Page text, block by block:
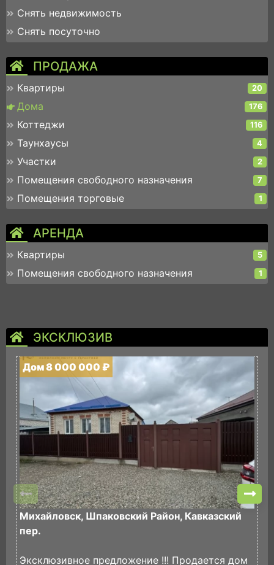
Снять недвижимость
Снять посуточно
ПРОДАЖА
Квартиры 20
Дома 176
Коттеджи 116
Таунхаусы 4
Участки 2
Помещения свободного назначения 7
Помещения торговые 1
АРЕНДА
Квартиры 5
Помещения свободного назначения 1
ЭКСКЛЮЗИВ
Дом 8 000 000 ₽
Михайловск, Шпаковский Район, Кавказский
пер.
Эксклюзивное предложение !!! Продается дом